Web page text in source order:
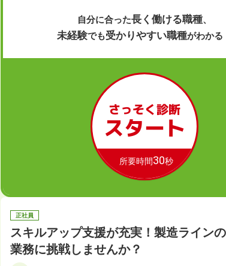
自分に合った長く働ける職種、
未経験でも受かりやすい職種がわかる
さっそく診断
スタート
所要時間30秒
正社員
スキルアップ支援が充実！製造ライン
業務に挑戦しませんか？